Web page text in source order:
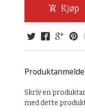
Kjøp
Skriv en
med dette